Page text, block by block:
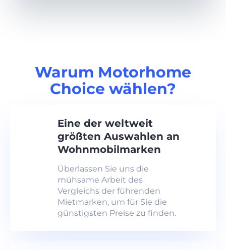
Warum Motorhome
Choice wählen?
Eine der weltweit
größten Auswahlen an
Wohnmobilmarken
Überlassen Sie uns die
mühsame Arbeit des
Vergleichs der führenden
Mietmarken, um für Sie die
günstigsten Preise zu finden.